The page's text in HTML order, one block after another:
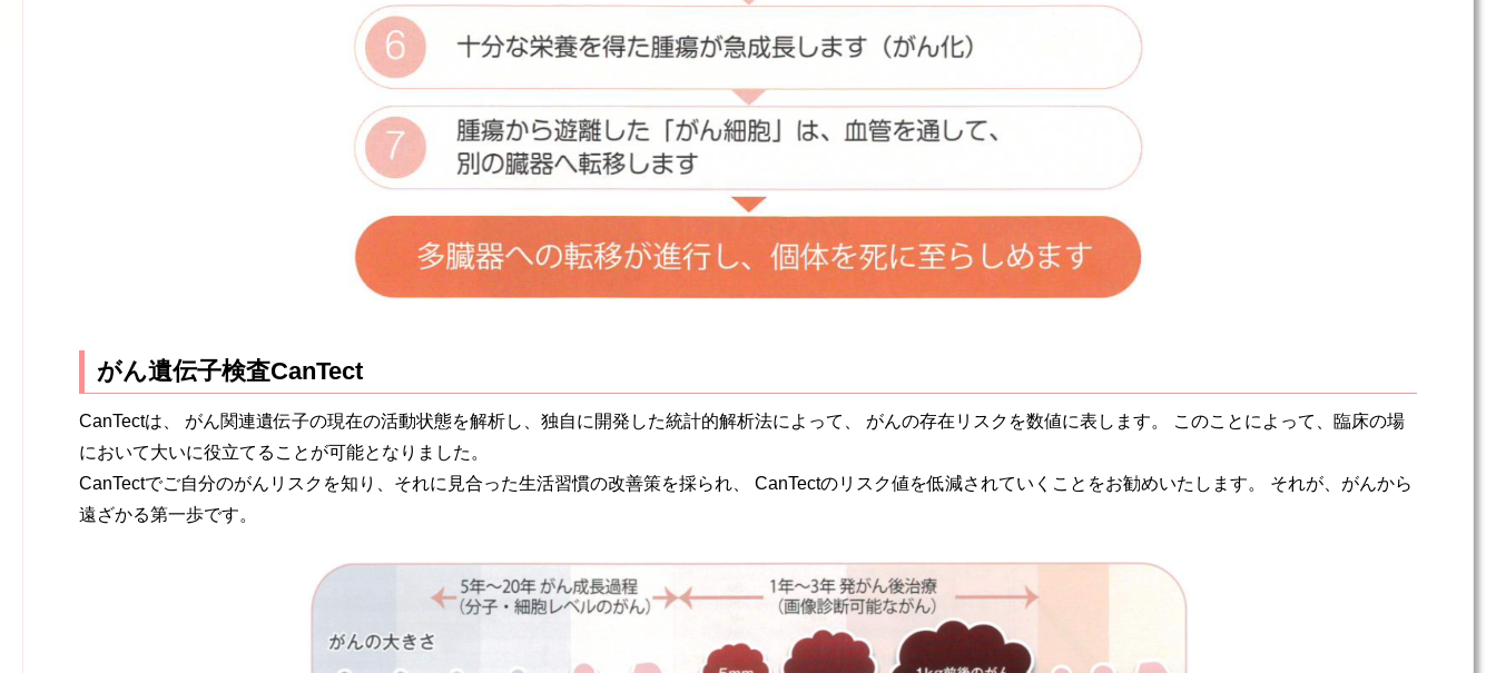
がん遺伝子検査CanTect
CanTectは、 がん関連遺伝子の現在の活動状態を解析し、独自に開発した統計的解析法によって、 がんの存在リスクを数値に表します。 このことによって、臨床の場
において大いに役立てることが可能となりました。
CanTectでご自分のがんリスクを知り、それに見合った生活習慣の改善策を採られ、 CanTectのリスク値を低減されていくことをお勧めいたします。 それが、がんから
遠ざかる第一歩です。